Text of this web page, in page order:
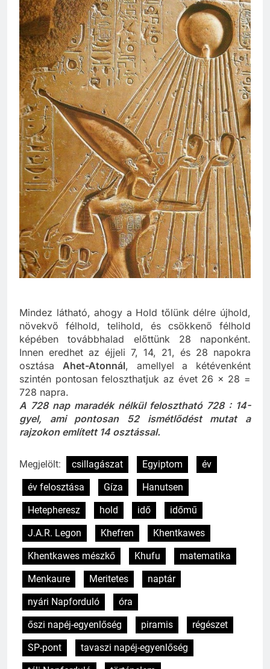
Mindez látható, ahogy a Hold tőlünk délre újhold,
növekvő félhold, telihold, és csökkenő félhold
képében továbbhalad előttünk 28 naponként.
Innen eredhet az éjjeli 7, 14, 21, és 28 napokra
osztásaAhet-Atonnál, amellyel a kétévenként
szintén pontosan feloszthatjuk az évet 26 x 28 =
728 napra.
A 728 nap maradék nélkül felosztható 728 : 14-
gyel, ami pontosan 52 ismétlődést mutat a
csillagászat Egyiptom
év
év felosztása
Gíza
Hanutsen
Hetepheresz
hold idő
időmű
J.A.R. Legon
Khefren
Khentkawes
Khentkawes mészkő
Khufu
matematika
Menkaure
Meritetes
naptár
nyári Napforduló
óra
őszi napéj-egyenlőség
piramis
régészet
SP-pont
tavaszi napéj-egyenlőség